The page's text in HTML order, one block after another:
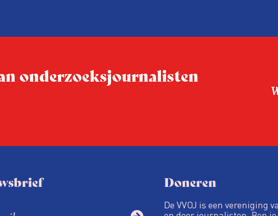
Vreemdelingenpolitie.
onderzoeksjournalisten
Doneren
De VVOJ is een vereniging